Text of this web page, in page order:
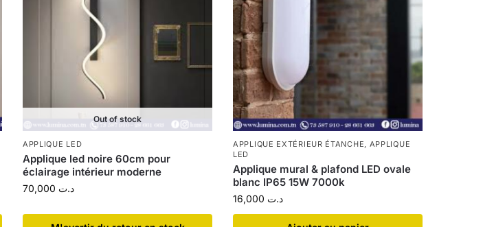
Out of stock
APPLIQUE LED
Applique led noire 60cm pour
éclairage intérieur moderne
د.ت
APPLIQUE EXTÉRIEUR ÉTANCHE
APPLIQUE
LED
Applique mural & plafond LED ovale
blanc IP65 15W 7000k
د.ت